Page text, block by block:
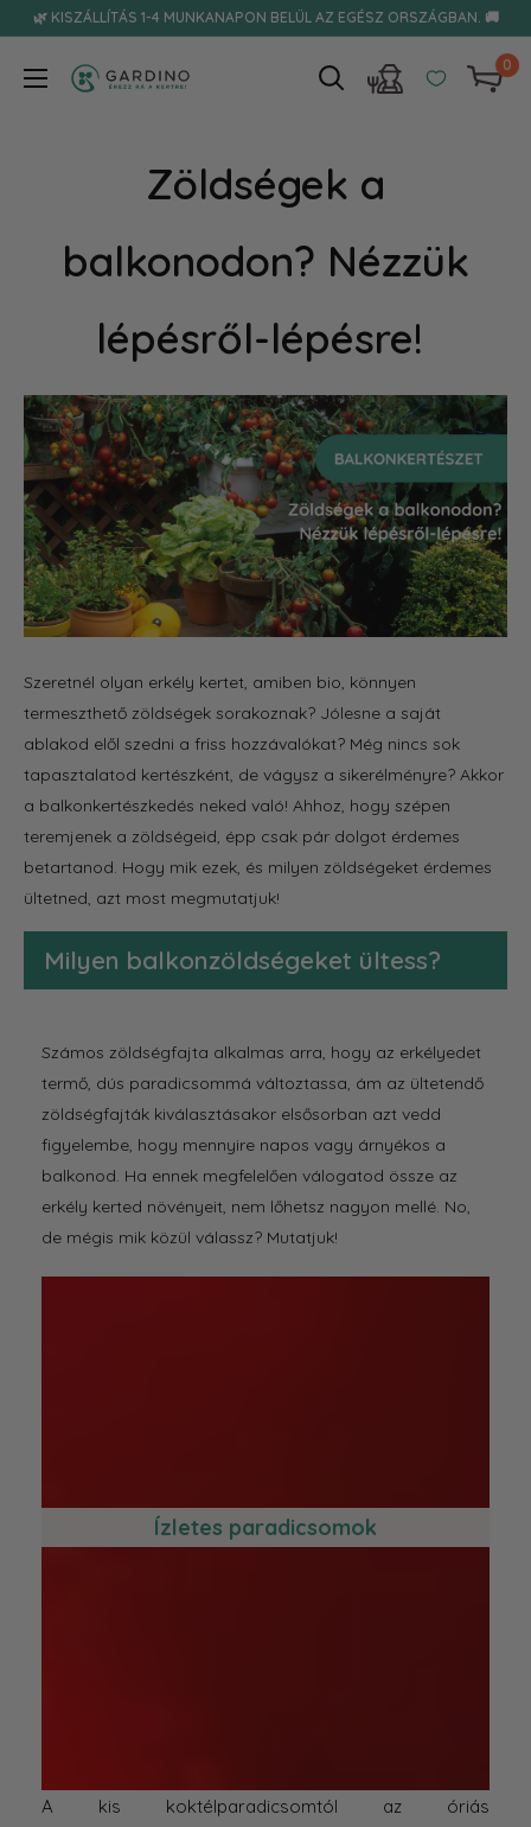
Tovább🌿 KISZÁLLÍTÁS 1-4 MUNKANAPON BELÜL AZ EGÉSZ ORSZÁGBAN. 🚚
Gardino
0
Zöldségek a
balkonodon? Nézzük
lépésről-lépésre!
Szeretnél olyan erkély kertet, amiben bio, könnyen
termeszthető zöldségek sorakoznak? Jólesne a saját
ablakod elől szedni a friss hozzávalókat? Még nincs sok
tapasztalatod kertészként, de vágysz a sikerélményre? Akkor
a balkonkertészkedés neked való! Ahhoz, hogy szépen
teremjenek a zöldségeid, épp csak pár dolgot érdemes
betartanod. Hogy mik ezek, és milyen zöldségeket érdemes
ültetned, azt most megmutatjuk!
Milyen balkonzöldségeket ültess?
Számos zöldségfajta alkalmas arra, hogy az erkélyedet
termő, dús paradicsommá változtassa, ám az ültetendő
zöldségfajták kiválasztásakor elsősorban azt vedd
figyelembe, hogy mennyire napos vagy árnyékos a
balkonod. Ha ennek megfelelően válogatod össze az
erkély kerted növényeit, nem lőhetsz nagyon mellé. No,
de mégis mik közül válassz? Mutatjuk!
Ízletes paradicsomok
A kis koktélparadicsomtól az óriás